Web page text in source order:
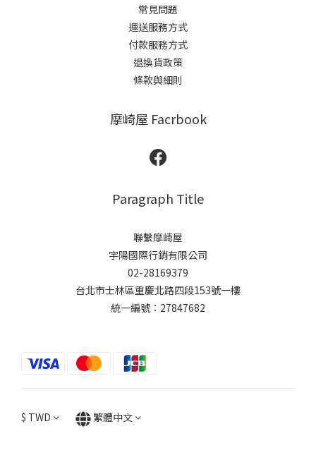
常見問題
運送服務方式
付款服務方式
退換貨政策
條款與細則
摩崎屋 Facrbook
Paragraph Title
聯繫摩崎屋
宇陽國際行銷有限公司
02-28169379
台北市士林區重慶北路四段153號一樓
統一編號：27847682
$ TWD 繁體中文